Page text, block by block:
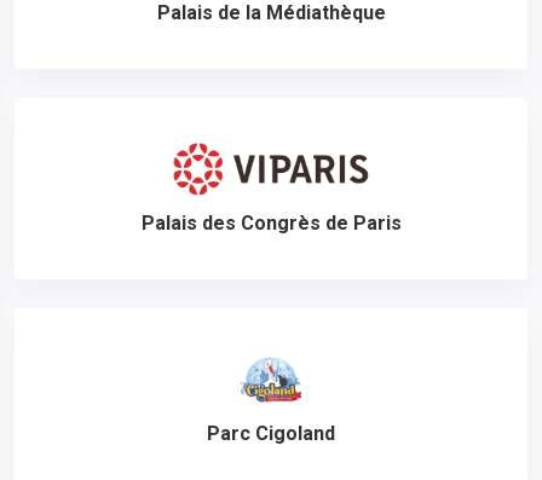
Palais de la Médiathèque
Palais des Congrès de Paris
Parc Cigoland